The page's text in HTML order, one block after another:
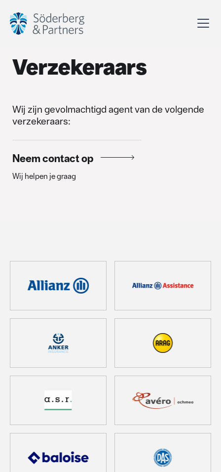
Verzekeraars
Wij zijn gevolmachtigd agent van de volgende
verzekeraars:
Neem contact op
Wij helpen je graag